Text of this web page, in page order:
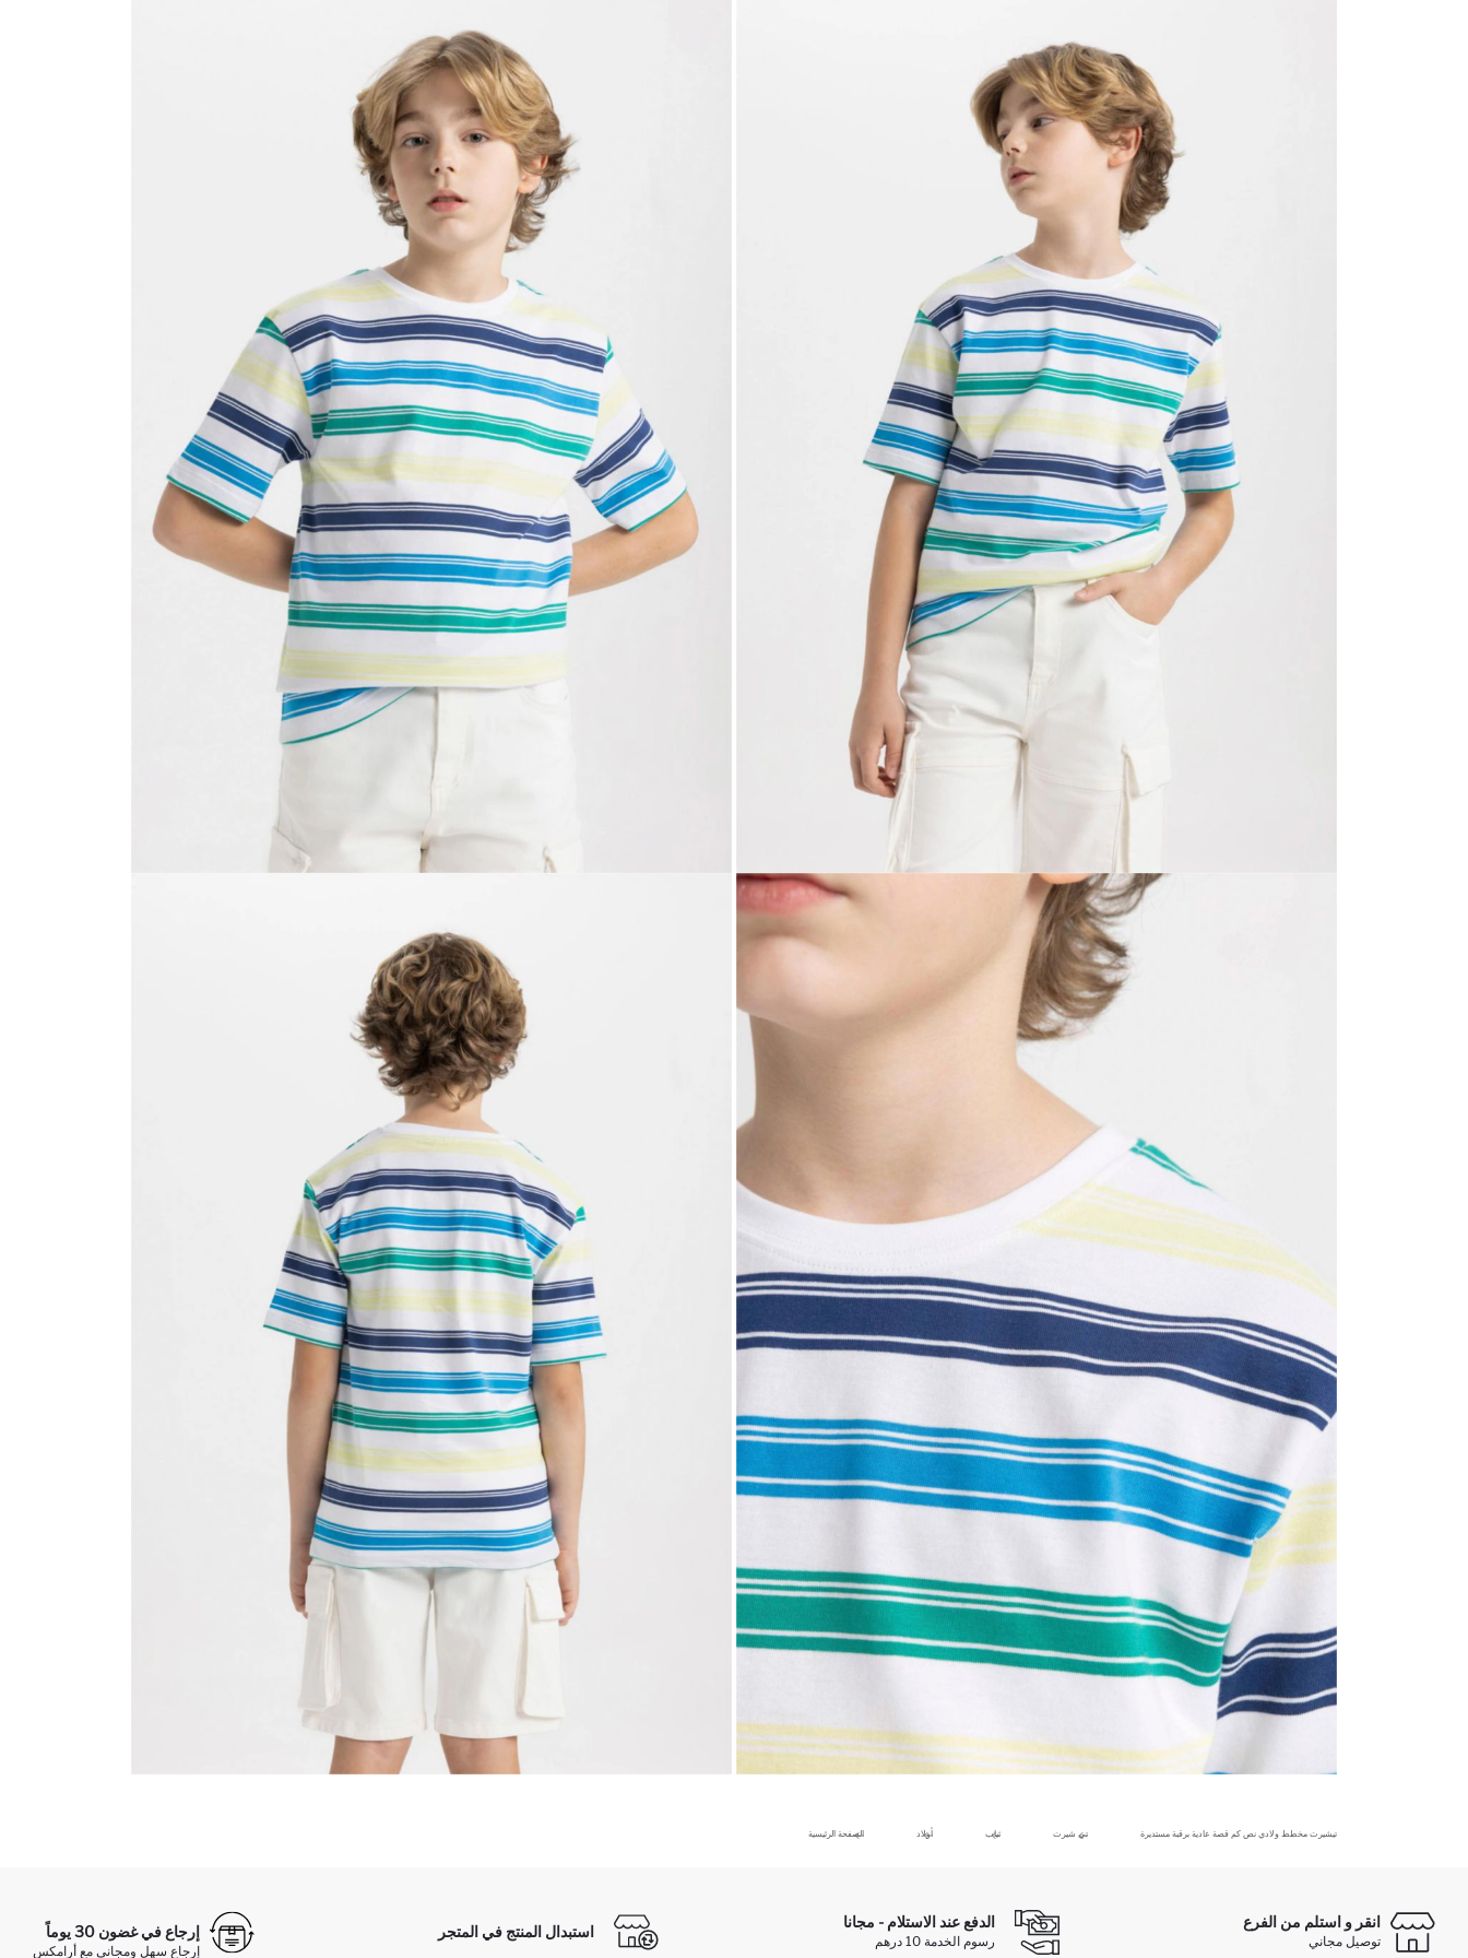
الصفحة الرئيسية أولاد ثياب تي شيرت تيشيرت مخطط ولادي نص كم قصة عادية برقبة مستديرة
انقر و استلم من الفرع
توصيل مجاني
الدفع عند الاستلام - مجانا
رسوم الخدمة 10 درهم
استبدال المنتج في المتجر إرجاع في غضون 30 يوماً
إرجاع سهل ومجاني مع أرامكس